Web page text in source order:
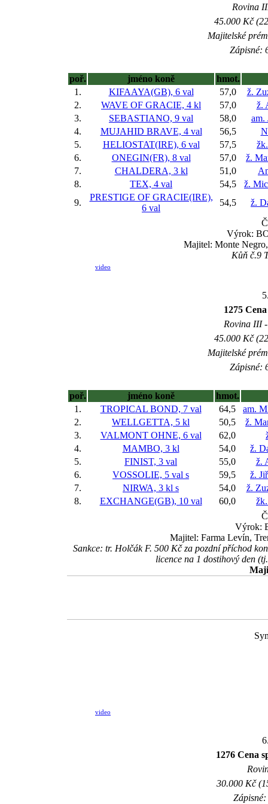
Rovina
45.000 Kč
Majitelské
Zápisné:
poř. jméno koně
hmot.
1.
KIFAAYA(GB), 6 val 57,0
ž.
2.
WAVE OF GRACIE, 4 kl 57,0
ž.
3.
SEBASTIANO, 9 val 58,0
am.
4.
MUJAHID BRAVE, 4 val 56,5
5.
HELIOSTAT(IRE), 6 val 57,5
6.
ONEGIN(FR), 8 val 57,0
ž.
7.
CHALDERA, 3 kl 51,0
8.
TEX, 4 val 54,5
ž.
9.
PRESTIGE OF GRACIE(IRE),
6 val
54,5
ž.
Výrok:
Majitel: Monte
Kůň č.9
video
1275
Rovina III
45.000 Kč
Majitelské
Zápisné:
poř. jméno koně
hmot.
1.
TROPICAL BOND, 7 val 64,5
am.
2.
WELLGETTA, 5 kl 50,5
ž.
3.
VALMONT OHNE, 6 val 62,0
4.
MAMBO, 3 kl 54,0
ž.
5.
FINIST, 3 val 55,0
ž.
6.
VOSSOLIE, 5 val s 59,5
ž.
7.
NIRWA, 3 kl s 54,0
ž.
8.
EXCHANGE(GB), 10 val 60,0
Výrok:
Majitel: Farma Levín,
Sankce: tr. Holčák F. 500 Kč za pozdní příchod
licence na 1 dostihový den
video
1276 Cena
30.000 Kč